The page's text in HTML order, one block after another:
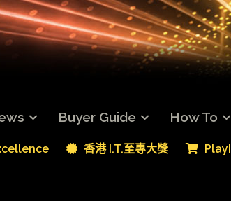
Buyer Guide How To
香港 I.T.至專大獎